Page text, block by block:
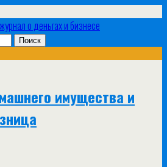
о деньгах и бизнесе
имущества и